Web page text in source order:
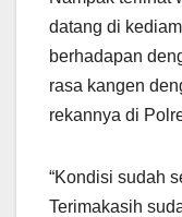
datang di
berhadapan
rasa kangen
rekannya di
“Kondisi sudah
Terimakasih